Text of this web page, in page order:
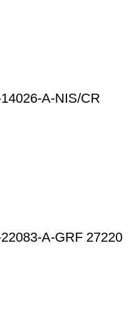
A-NIS/CR
A-GRF 27220